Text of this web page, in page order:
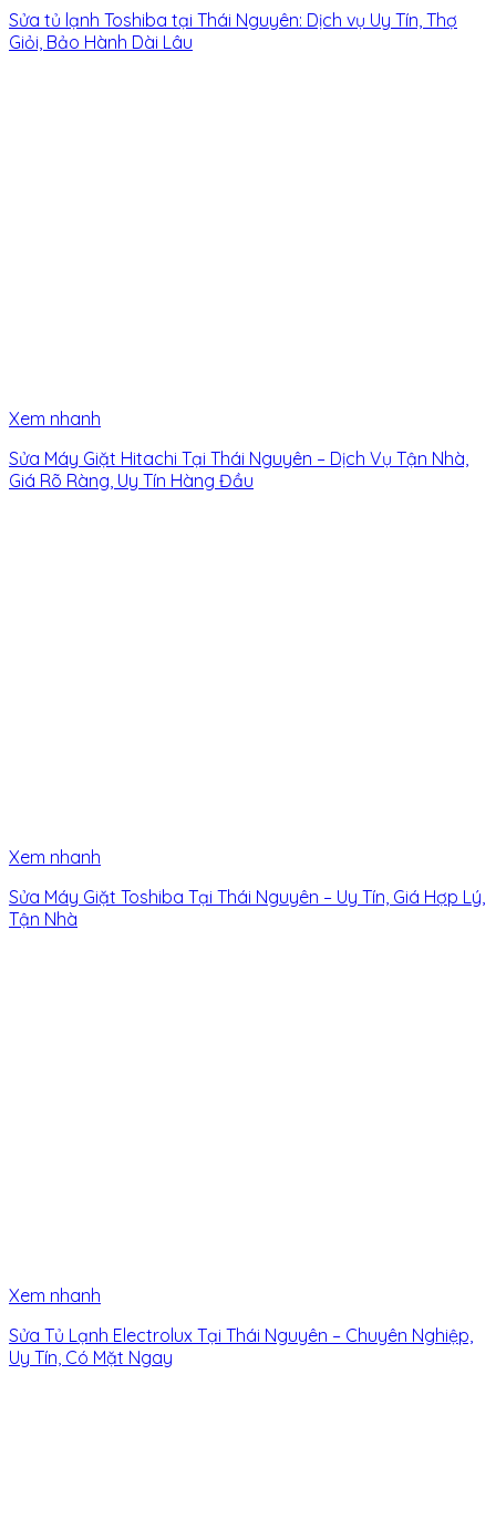
Sửa tủ lạnh Toshiba tại Thái Nguyên: Dịch vụ Uy Tín, Thợ
Giỏi, Bảo Hành Dài Lâu
Xem nhanh
Sửa Máy Giặt Hitachi Tại Thái Nguyên – Dịch Vụ Tận Nhà,
Giá Rõ Ràng, Uy Tín Hàng Đầu
Xem nhanh
Sửa Máy Giặt Toshiba Tại Thái Nguyên – Uy Tín, Giá Hợp Lý,
Tận Nhà
Xem nhanh
Sửa Tủ Lạnh Electrolux Tại Thái Nguyên – Chuyên Nghiệp,
Uy Tín, Có Mặt Ngay